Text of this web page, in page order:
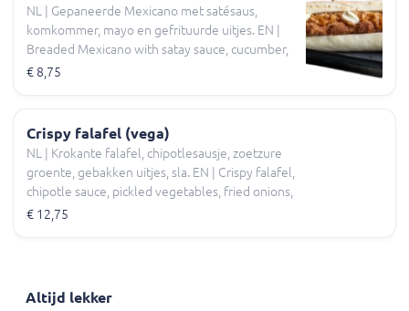
NL | Gepaneerde Mexicano met satésaus,
komkommer, mayo en gefrituurde uitjes. EN |
Breaded Mexicano with satay sauce, cucumber,
mayo, and fried onions.
€ 8,75
Crispy falafel (vega)
NL | Krokante falafel, chipotlesausje, zoetzure
groente, gebakken uitjes, sla. EN | Crispy falafel,
chipotle sauce, pickled vegetables, fried onions,
lettuce.
€ 12,75
Altijd lekker